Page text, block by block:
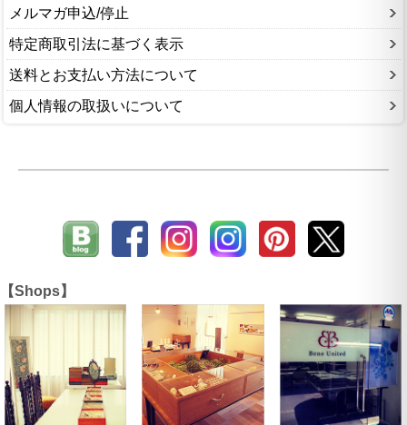
メルマガ申込/停止
特定商取引法に基づく表示
送料とお支払い方法について
個人情報の取扱いについて
【Shops】